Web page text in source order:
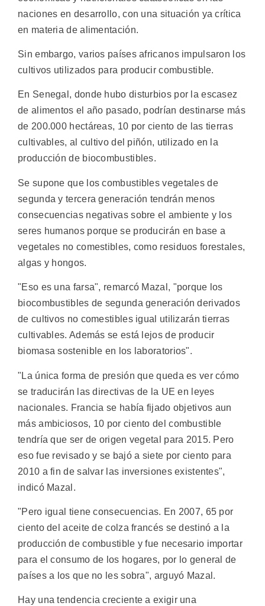
naciones en desarrollo, con una situación ya crítica
en materia de alimentación.
Sin embargo, varios países africanos impulsaron los
cultivos utilizados para producir combustible.
En Senegal, donde hubo disturbios por la escasez
de alimentos el año pasado, podrían destinarse más
de 200.000 hectáreas, 10 por ciento de las tierras
cultivables, al cultivo del piñón, utilizado en la
producción de biocombustibles.
Se supone que los combustibles vegetales de
segunda y tercera generación tendrán menos
consecuencias negativas sobre el ambiente y los
seres humanos porque se producirán en base a
vegetales no comestibles, como residuos forestales,
algas y hongos.
"Eso es una farsa", remarcó Mazal, "porque los
biocombustibles de segunda generación derivados
de cultivos no comestibles igual utilizarán tierras
cultivables. Además se está lejos de producir
biomasa sostenible en los laboratorios".
"La única forma de presión que queda es ver cómo
se traducirán las directivas de la UE en leyes
nacionales. Francia se había fijado objetivos aun
más ambiciosos, 10 por ciento del combustible
tendría que ser de origen vegetal para 2015. Pero
eso fue revisado y se bajó a siete por ciento para
2010 a fin de salvar las inversiones existentes",
indicó Mazal.
"Pero igual tiene consecuencias. En 2007, 65 por
ciento del aceite de colza francés se destinó a la
producción de combustible y fue necesario importar
para el consumo de los hogares, por lo general de
países a los que no les sobra", arguyó Mazal.
Hay una tendencia creciente a exigir una